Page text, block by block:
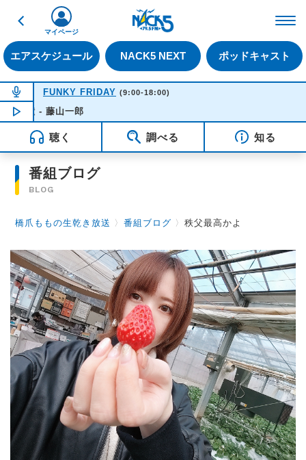
戻る
エアスケジュール NACK5 NEXT ポッドキャスト
マイページ
NOW ON AIR
FUNKY FRIDAY (9:00-18:00)
NOW PLAYING
山一郎
聴く 調べる 知る
番組ブログ
BLOG
橋爪ももの生乾き放送 〉番組ブログ 〉秩父最高かよ